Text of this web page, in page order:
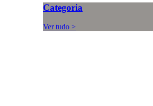
Categoria
Ver tudo >